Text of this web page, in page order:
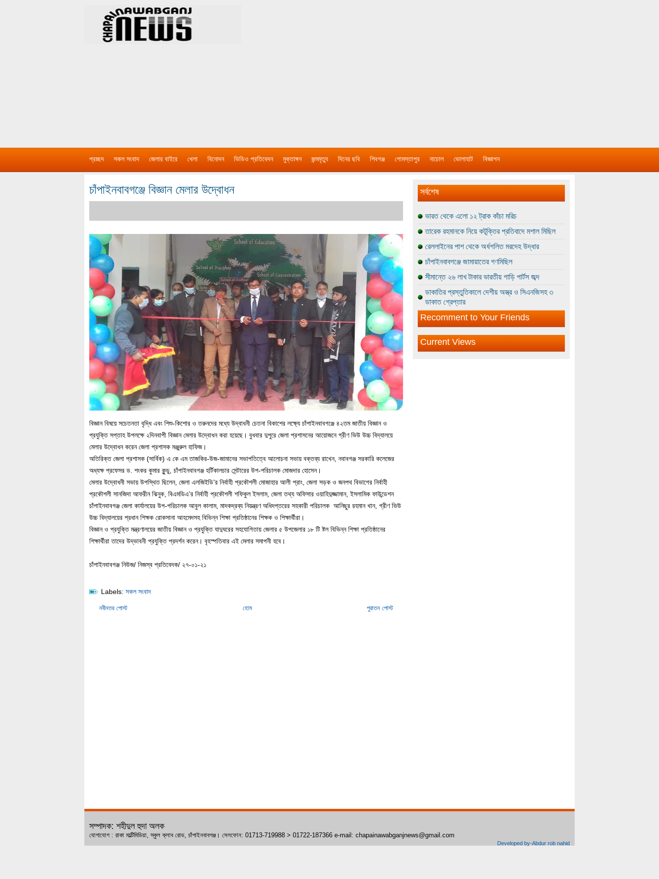
প্রচ্ছদ সকল সংবাদ জেলার বাইরে খেলা বিনোদন ভিডিও প্রতিবেদন মুক্তাঙ্গন জন্মমৃত্যু দিনের ছবি শিবগঞ্জ গোমস্তাপুর নাচোল ভোলাহাট বিজ্ঞাপন
চাঁপাইনবাবগঞ্জে বিজ্ঞান মেলার উদ্বোধন
বিজ্ঞান বিষয়ে সচেতনতা বৃদ্ধি এবং শিশু-কিশোর ও তরুনদের মধ্যে উদ্বাধনী চেতনা বিকাশের লক্ষ্যে চাঁপাইনবাবগঞ্জে ৪২তম জাতীয় বিজ্ঞান ও
প্রযুক্তি সপ্তাহ উপলক্ষে ২দিনবাপী বিজ্ঞান মেলার উদ্বোধন করা হয়েছে। বুধবার দুপুরে জেলা প্রশাসনের আয়োজনে গ্রীণ ভিউ উচ্চ বিদ্যালয়ে
মেলার উদ্বোধন করেন জেলা প্রশাসক মঞ্জুরুল হাফিজ।
অতিরিক্ত জেলা প্রশাসক (সার্বিক) এ কে এম তাজকির-উজ-জামানের সভাপতিত্বে আলোচনা সভায় বক্তব্য রাখেন, নবাবগঞ্জ সরকারি কলেজের
অধ্যক্ষ প্রফেসর ড. শংকর কুমার কুন্ডু, চাঁপাইনবাবগঞ্জ হর্টিকালচার সেন্টারের উপ-পরিচালক মোজদার হোসেন।
মেলার উদ্বোধনী সভায় উপস্থিত ছিলেন, জেলা এলজিইডি’র নির্বাহী প্রকৌশলী মোজাহার আলী প্রাং, জেলা সড়ক ও জনপথ বিভাগের নির্বাহী
প্রকৌশলী সানজিদা আফরীন ঝিনুক, বিএমডিএ’র নির্বাহী প্রকৌশলী শফিকুল ইসলাম, জেলা তথ্য অফিসার ওয়াহিদুজ্জামান, ইসলামিক ফাউন্ডেশন
চাঁপাইনবাবগঞ্জ জেলা কার্যালয়ের উপ-পরিচালক আবুল কালাম, মাদকদ্রব্য নিয়ন্ত্রণ অধিদপ্তরের সহকারী পরিচালক আনিছুর রহমান খান, গ্রীণ ভিউ
উচ্চ বিদ্যালয়ের প্রধান শিক্ষক রোকসানা আহমেদসহ বিভিন্ন শিক্ষা প্রতিষ্ঠানের শিক্ষক ও শিক্ষার্থীরা।
বিজ্ঞান ও প্রযুক্তি মন্ত্রণালয়ের জাতীয় বিজ্ঞান ও প্রযুক্তি যাদুঘরের সহযোগিতায় জেলার ৫ উপজেলার ১৮ টি ষ্টল বিভিন্ন শিক্ষা প্রতিষ্ঠানের
শিক্ষার্থীরা তাদের উদ্ভাবনী প্রযুক্তি প্রদর্শন করেন। বৃহস্পতিবার এই মেলার সমাপনী হবে।
চাঁপাইনবাবগঞ্জ নিউজ/ নিজস্ব প্রতিবেদক/ ২৭-০১-২১
Labels: সকল সংবাদ
নবীনতর পোস্ট পুরাতন পোস্ট
হোম
সর্বশেষ
ভারত থেকে এলো ১২ ট্রাক কাঁচা মরিচ
তারেক রহমানকে নিয়ে কটূক্তির প্রতিবাদে মশাল মিছিল
রেললাইনের পাশ থেকে অর্ধগলিত মরদেহ উদ্ধার
চাঁপাইনবাবগঞ্জে জামায়াতের গণমিছিল
সীমান্তে ২৬ লাখ টাকার ভারতীয় গাড়ি পার্টস জব্দ
ডাকাতির প্রস্তুতিকালে দেশীয় অস্ত্র ও সিএনজিসহ ৩
ডাকাত গ্রেপ্তার
Recomment to Your Friends
Current Views
সম্পাদক: শহীদুল হুদা অলক
যোগাযোগ : রাকা মাল্টিমিডিয়া, স্কুল ক্লাব রোড, চাঁপাইনবাবগঞ্জ। সেলফোন: 01713-719988 > 01722-187366 e-mail: chapainawabganjnews@gmail.com
Developed by-Abdur rob nahid